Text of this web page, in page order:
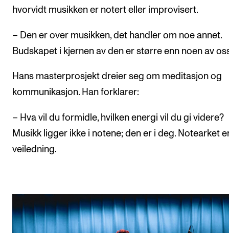
hvorvidt musikken er notert eller improvisert.
– Den er over musikken, det handler om noe annet.
Budskapet i kjernen av den er større enn noen av
Hans masterprosjekt dreier seg om meditasjon og
kommunikasjon. Han forklarer:
– Hva vil du formidle, hvilken energi vil du gi videre?
Musikk ligger ikke i notene; den er i deg. Notearket
veiledning.